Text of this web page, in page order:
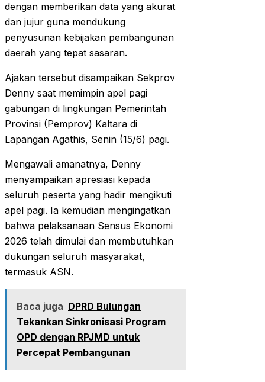
dengan memberikan data yang akurat
dan jujur guna mendukung
penyusunan kebijakan pembangunan
daerah yang tepat sasaran.
Ajakan tersebut disampaikan Sekprov
Denny saat memimpin apel pagi
gabungan di lingkungan Pemerintah
Provinsi (Pemprov) Kaltara di
Lapangan Agathis, Senin (15/6) pagi.
Mengawali amanatnya, Denny
menyampaikan apresiasi kepada
seluruh peserta yang hadir mengikuti
apel pagi. Ia kemudian mengingatkan
bahwa pelaksanaan Sensus Ekonomi
2026 telah dimulai dan membutuhkan
dukungan seluruh masyarakat,
termasuk ASN.
Baca juga DPRD Bulungan
Tekankan Sinkronisasi Program
OPD dengan RPJMD untuk
Percepat Pembangunan